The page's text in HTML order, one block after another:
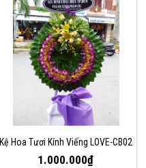
Kệ Hoa Tươi Kính Viếng LOVE-CB02
1.000.000₫